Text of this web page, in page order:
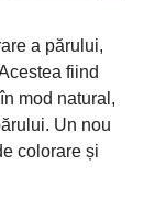
a părului,
fiind
mod natural,
Un nou
colorare și